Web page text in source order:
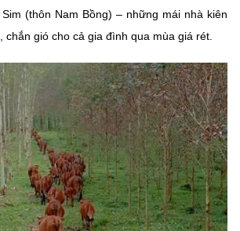
(thôn Nam Bồng) – những mái nhà kiên
chắn gió cho cả gia đình qua mùa giá rét.